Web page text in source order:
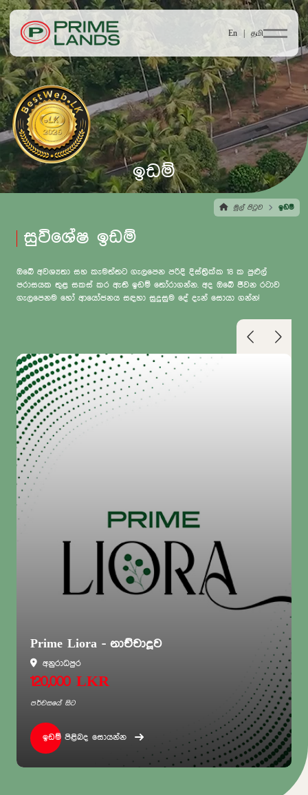
En | தமி
ඉඩම්
මුල් පිටුව ඉඩම්
සුවිශේෂ ඉඩම්
ඔබේ අවශ්‍යතා සහ කැමත්තට ගැලපෙන පරිදි දිස්ත්‍රික්ක 18 ක පුළුල්
පරාසයක තුළ සකස් කර ඇති ඉඩම් තෝරාගන්න. අද ඔබේ ජීවන රටාව
ගැලපෙනම හෝ ආයෝජනය සඳහා සුදුසුම දේ දැන් සොයා ගන්න!
Prime Liora - නාච්චාදූව
අනුරාධපුර
120,000 LKR
පර්චසයේ සිට
ඉඩම් පිළිබද සොයන්න